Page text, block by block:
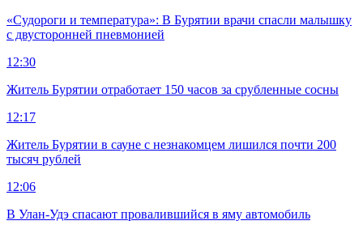
«Судороги и температура»: В Бурятии врачи спасли малышку
с двусторонней пневмонией
12:30
Житель Бурятии отработает 150 часов за срубленные сосны
12:17
Житель Бурятии в сауне с незнакомцем лишился почти 200
тысяч рублей
12:06
В Улан-Удэ спасают провалившийся в яму автомобиль